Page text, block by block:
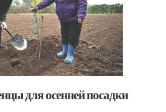
для осенней посадки